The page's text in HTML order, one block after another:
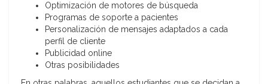
Optimización de motores de búsqueda
Programas de soporte a pacientes
Personalización de mensajes adaptados a cada
perfil de cliente
Publicidad online
Otras posibilidades